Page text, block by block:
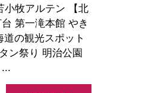
小牧アルテン 【北
第一滝本館 やき
の観光スポット
ン祭り 明治公園